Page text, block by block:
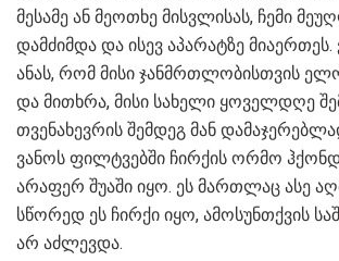
მესამე ან მეოთხე მისვლისას, ჩემი
დამძიმდა და ისევ აპარატზე
ანას, რომ მისი ჯანმრთლობისთვის
და მითხრა, მისი სახელი ყოველდღე
თვენახევრის შემდეგ მან
ვანოს ფილტვებში ჩირქის ორმო
არაფერ შუაში იყო. ეს მართლაც ასე
სწორედ ეს ჩირქი იყო, ამოსუნთქვის
არ აძლევდა.